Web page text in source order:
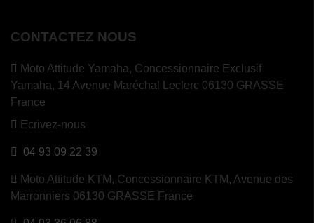
CONTACTEZ NOUS
Moto Attitude Yamaha, Concessionnaire Exclusif
Yamaha, 14 Avenue Maréchal Leclerc 06130 GRASSE
France
Ecrivez-nous
04 93 09 22 39
Moto Attitude KTM, Concessionnaire KTM, Avenue des
Marronniers 06130 GRASSE France